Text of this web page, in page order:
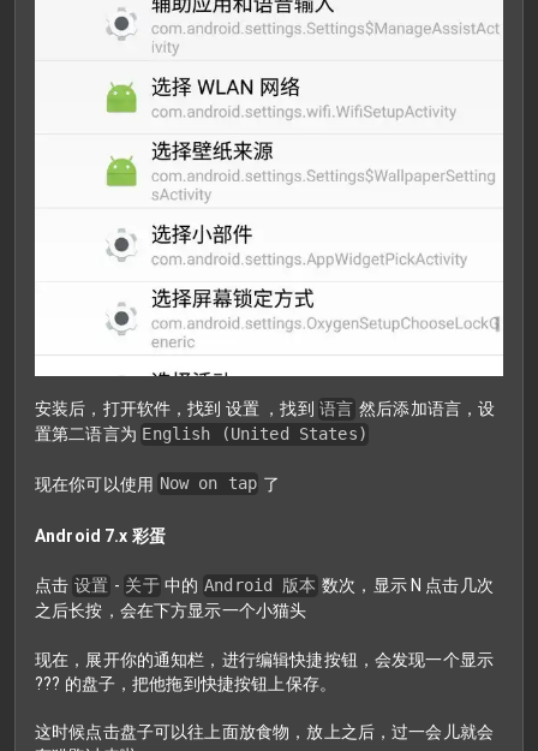
安装后，打开软件，找到 设置 ，找到 语言 然后添加语言，设
置第二语言为 English (United States)
现在你可以使用 Now on tap 了
Android 7.x 彩蛋
点击 设置 - 关于 中的 Android 版本 数次，显示 N 点击几次
之后长按，会在下方显示一个小猫头
现在，展开你的通知栏，进行编辑快捷按钮，会发现一个显示
??? 的盘子，把他拖到快捷按钮上保存。
这时候点击盘子可以往上面放食物，放上之后，过一会儿就会